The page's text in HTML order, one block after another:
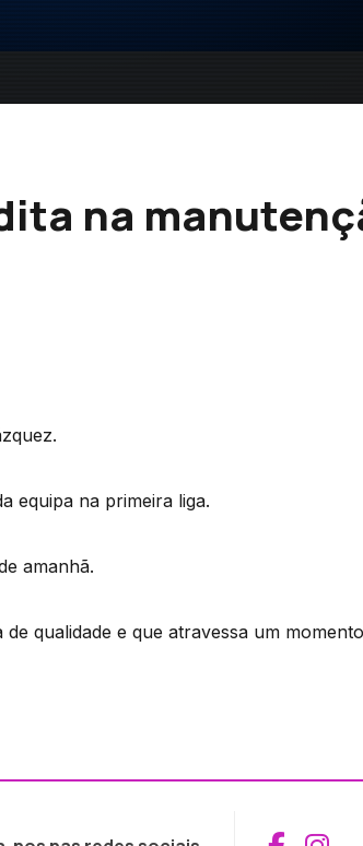
na
equipa na primeira liga.
amanhã.
qualidade e que atravessa um